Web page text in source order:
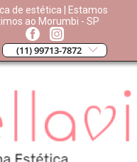
de estética | Estamos
ao Morumbi - SP
(11) 99713-7872